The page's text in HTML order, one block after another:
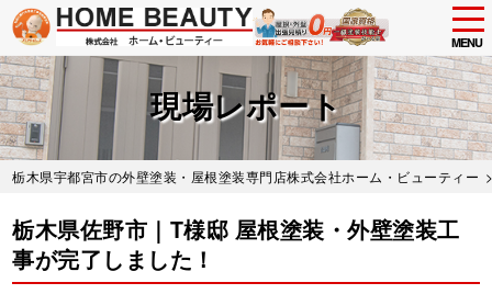
Skip
to
main
content
MENU
現場レポート
栃木県宇都宮市の外壁塗装・屋根塗装専門店株式会社ホーム・ビューティー
栃木県佐野市｜T様邸 屋根塗装・外壁塗装工
事が完了しました！